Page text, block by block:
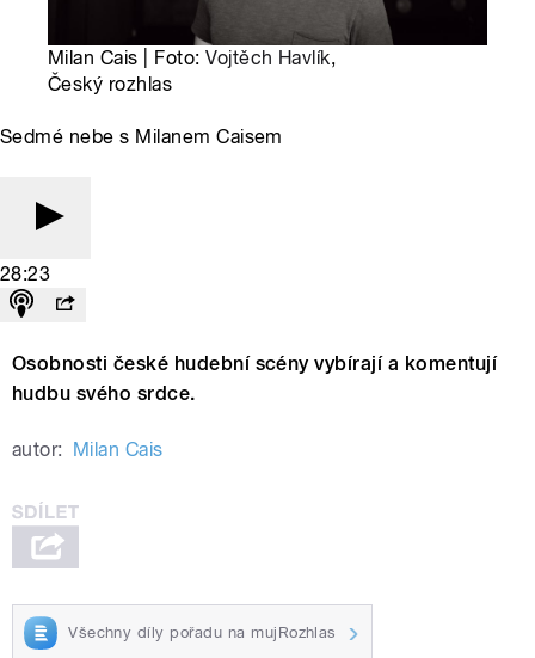
Milan Cais | Foto:Vojtěch Havlík,
Český rozhlas
Sedmé nebe s Milanem Caisem
28:23
Osobnosti české hudební scény vybírají a komentují
hudbu svého srdce.
autor: Milan Cais
Všechny díly pořadu na mujRozhlas